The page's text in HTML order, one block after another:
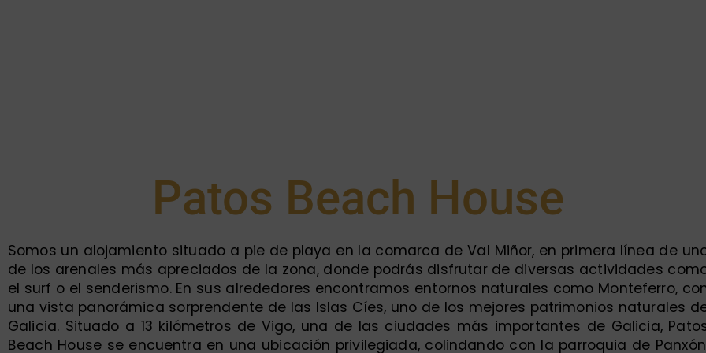
Patos Beach House
Somos un alojamiento situado a pie de playa en la comarca de Val Miñor, en primera línea de
de los arenales más apreciados de la zona, donde podrás disfrutar de diversas actividades
el surf o el senderismo. En sus alrededores encontramos entornos naturales como Monteferro,
una vista panorámica sorprendente de las Islas Cíes, uno de los mejores patrimonios naturales
Galicia. Situado a 13 kilómetros de Vigo, una de las ciudades más importantes de Galicia,
Beach House se encuentra en una ubicación privilegiada, colindando con la parroquia de